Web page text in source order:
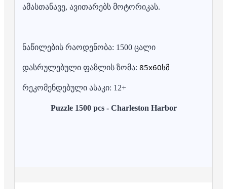
ამასთანავე, ავითარებს მოტორიკას.
ნაწილების რაოდენობა: 1500 ცალი
დასრულებული ფაზლის ზომა: 85x60სმ
რეკომენდებული ასაკი: 12+
Puzzle 1500 pcs - Charleston Harbor